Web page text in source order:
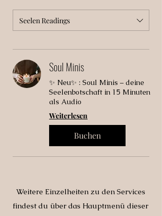
Seelen Readings
Soul Minis
✨ Neu✨ : Soul Minis – deine
Seelenbotschaft in 15 Minuten
als Audio
Weiterlesen
Buchen
Weitere Einzelheiten zu den Services
findest du über das Hauptmenü dieser